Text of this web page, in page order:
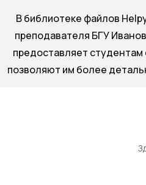
В библиотеке файлов
преподавателя БГУ
предоставляет
позволяют им более